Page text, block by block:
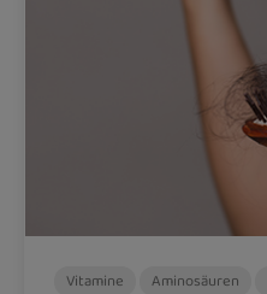
Vitamine Aminosäuren